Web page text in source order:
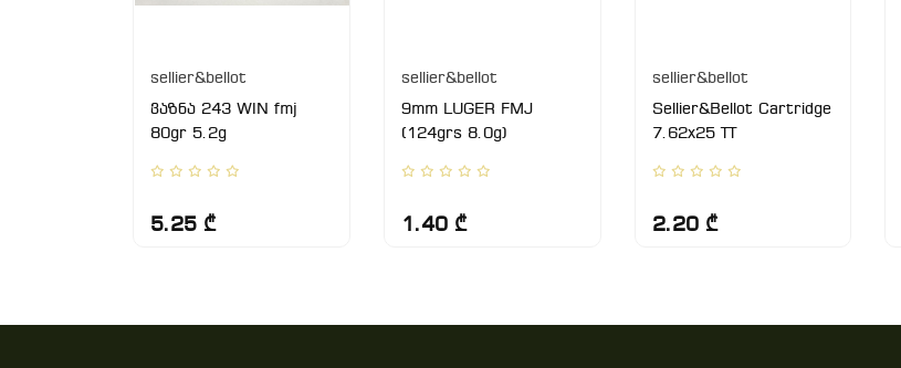
sellier&bellot
ვაზნა 243 WIN fmj
80gr 5.2g
5.25 ₾
sellier&bellot
9mm LUGER FMJ
(124grs 8.0g)
1.40 ₾
sellier&bellot
Sellier&Bellot Cartridge
7.62x25 TT
2.20 ₾